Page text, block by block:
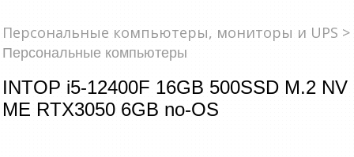
Товары для офиса
Сетевые товары
Персональные компьютеры, мониторы и UPS >
Персональные компьютеры
INTOP i5-12400F 16GB 500SSD M.2 NV
ME RTX3050 6GB no-OS